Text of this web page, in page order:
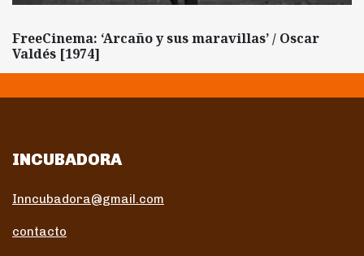
FreeCinema: ‘Arcaño y sus maravillas’ / Oscar
Valdés [1974]
INCUBADORA
Inncubadora@gmail.com
contacto